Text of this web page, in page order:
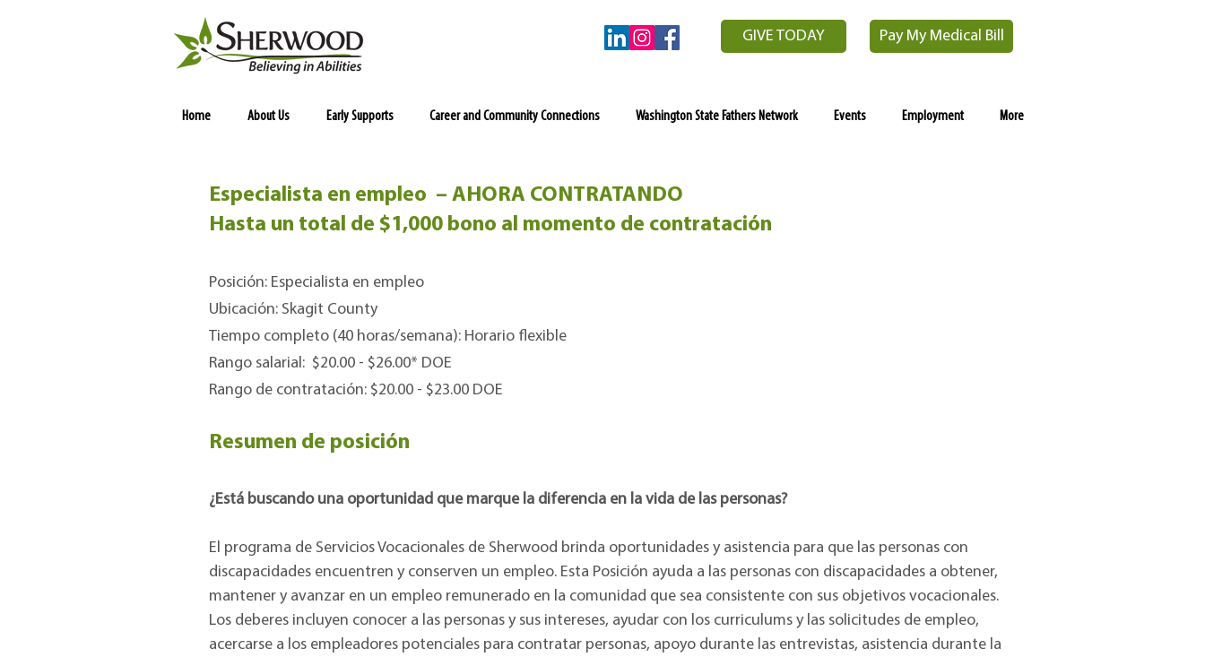
GIVE TODAY Pay My Medical Bill
Home About Us Early Supports Career and Community Connections Washington State Fathers Network Events Employment More
Especialista en empleo – AHORA CONTRATANDO
Hasta un total de $1,000 bono al momento de contratación
Posición: Especialista en empleo
Ubicación: Skagit County
Tiempo completo (40 horas/semana): Horario flexible
Rango salarial: $20.00 - $26.00* DOE
Rango de contratación: $20.00 - $23.00 DOE
Resumen de posición
¿Está buscando una oportunidad que marque la diferencia en la vida de las personas?
El programa de Servicios Vocacionales de Sherwood brinda oportunidades y asistencia para que las personas con
discapacidades encuentren y conserven un empleo. Esta Posición ayuda a las personas con discapacidades a obtener,
mantener y avanzar en un empleo remunerado en la comunidad que sea consistente con sus objetivos vocacionales.
Los deberes incluyen conocer a las personas y sus intereses, ayudar con los curriculums y las solicitudes de empleo,
acercarse a los empleadores potenciales para contratar personas, apoyo durante las entrevistas, asistencia durante la